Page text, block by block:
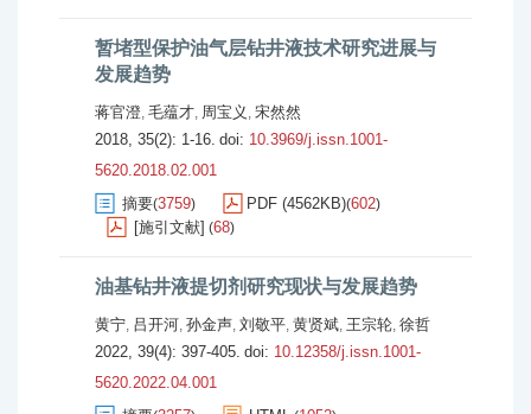
暂堵型保护油气层钻井液技术研究进展与
发展趋势
蒋官澄, 毛蕴才, 周宝义 , 宋然然
2018, 35(2): 1-16. doi: 10.3969/j.issn.1001-
5620.2018.02.001
摘要(3759) PDF (4562KB)(602)
[施引文献] (68)
油基钻井液提切剂研究现状与发展趋势
黄宁, 吕开河, 孙金声, 刘敬平, 黄贤斌, 王宗轮, 徐哲
2022, 39(4): 397-405. doi: 10.12358/j.issn.1001-
5620.2022.04.001